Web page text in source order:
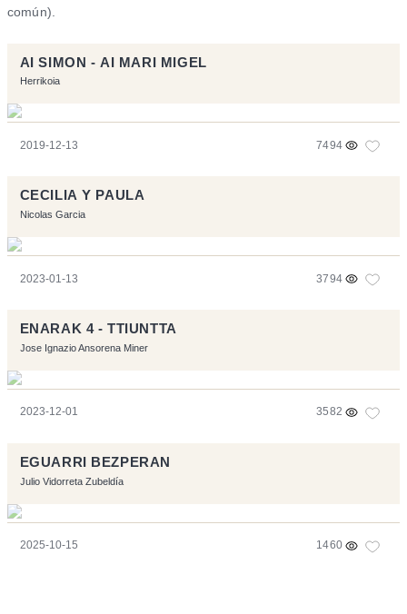
común).
AI SIMON - AI MARI MIGEL
Herrikoia
2019-12-13 7494
CECILIA Y PAULA
Nicolas Garcia
2023-01-13 3794
ENARAK 4 - TTIUNTTA
Jose Ignazio Ansorena Miner
2023-12-01 3582
EGUARRI BEZPERAN
Julio Vidorreta Zubeldía
2025-10-15 1460